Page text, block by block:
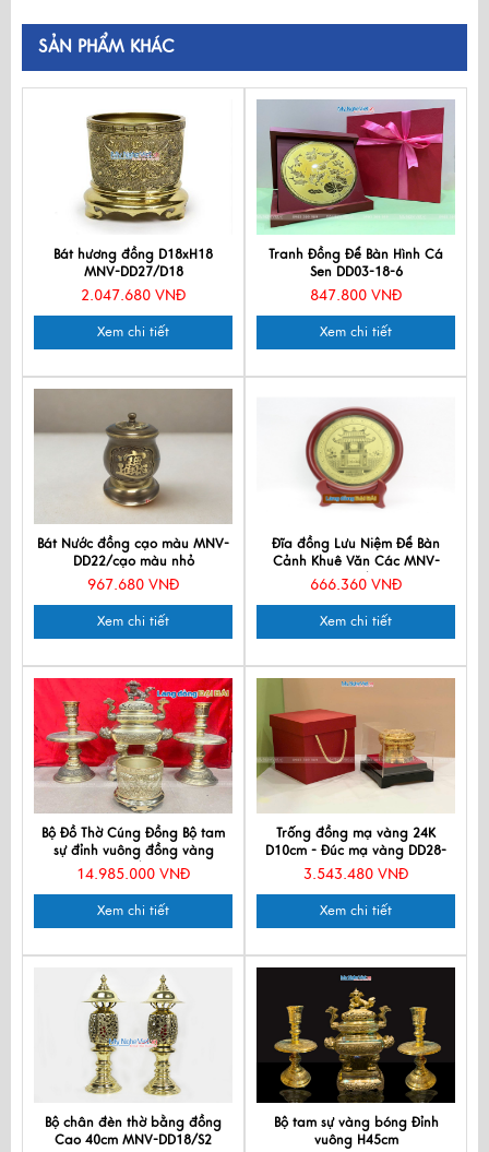
SẢN PHẨM KHÁC
Bát hương đồng D18xH18
MNV-DD27/D18
2.047.680 VNĐ
Xem chi tiết
Tranh Đồng Để Bàn Hình Cá
Sen DD03-18-6
847.800 VNĐ
Xem chi tiết
Bát Nước đồng cạo màu MNV-
DD22/cạo màu nhỏ
967.680 VNĐ
Xem chi tiết
Đĩa đồng Lưu Niệm Để Bàn
Cảnh Khuê Văn Các MNV-
DD03/23
666.360 VNĐ
Xem chi tiết
Bộ Đồ Thờ Cúng Đồng Bộ tam
sự đỉnh vuông đồng vàng
DD18/45V
14.985.000 VNĐ
Xem chi tiết
Trống đồng mạ vàng 24K
D10cm - Đúc mạ vàng DD28-
10D
3.543.480 VNĐ
Xem chi tiết
Bộ chân đèn thờ bằng đồng
Cao 40cm MNV-DD18/S2
Bộ tam sự vàng bóng Đỉnh
vuông H45cm